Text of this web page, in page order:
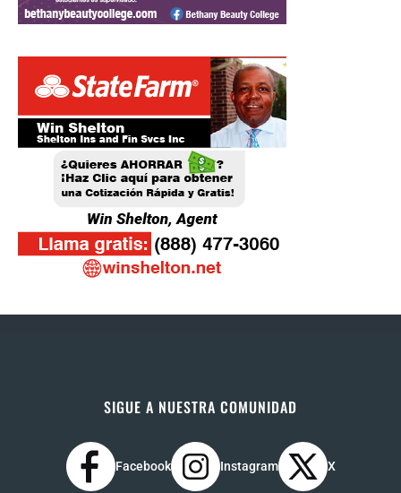
SIGUE A NUESTRA COMUNIDAD
Facebook Instagram X